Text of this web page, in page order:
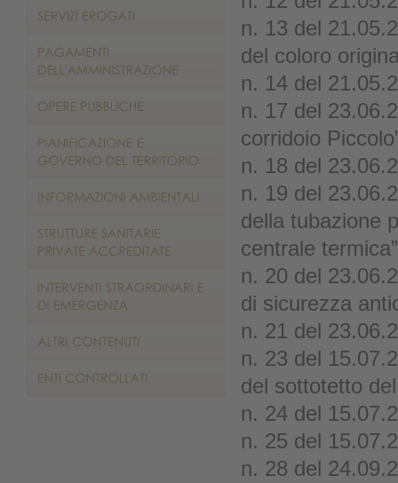
n. 13 del
del coloro
n. 14 del
n. 17 del
corridoio
n. 18 del
n. 19 del
della tubazione
centrale termica”
n. 20 del
di sicurezza
n. 21 del
n. 23 del
del sottotetto
n. 24 del
n. 25 del
n. 28 del